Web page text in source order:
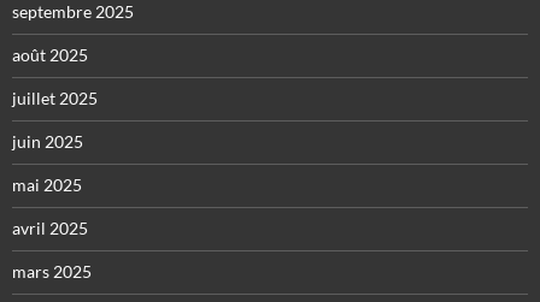
septembre 2025
août 2025
juillet 2025
juin 2025
mai 2025
avril 2025
mars 2025